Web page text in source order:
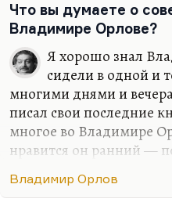
социально —
и так далее. Больше
этот вот герой,
Что вы думаете о
Владимире Орлове?
Я хорошо знал
сидели в одной и
многими днями и
писал свои последние
многое во Владимире
нравится он ранний —
«Шеврикуке». И вообще
Владимир Орлов